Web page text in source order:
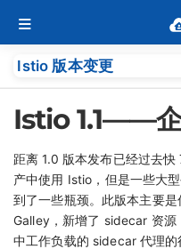
Istio 版本变更
Istio 1.1——
距离 1.0 版本发布已经过去
产中使用 Istio，但是一些大
到了一些瓶颈。此版本主要
Galley，新增了 sidecar 资源
中工作负载的 sidecar 代理